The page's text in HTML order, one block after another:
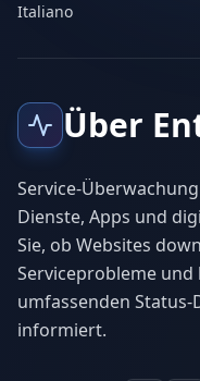
Italiano
Über
Service-
Dienste, Apps und
Sie, ob Websites
Serviceprobleme
umfassenden
informiert.